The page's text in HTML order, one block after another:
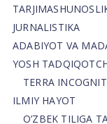
JURNALISTIKA
ADABIYOT VA
YOSH
TERRA
ILMIY HAYOT
O’ZBEK TILIGA